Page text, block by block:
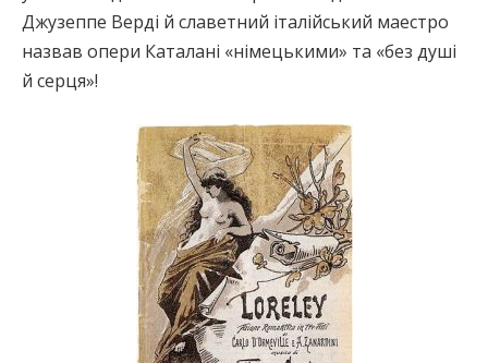
Джузеппе Верді й славетний італійський маестро
назвав опери Каталані «німецькими» та «без душі
й серця»!